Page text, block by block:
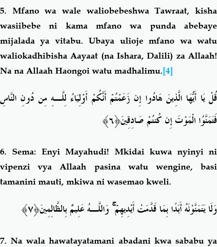
5. Mfano wa wale waliobebeshwa Tawraat, kisha
wasiibebe ni kama mfano wa punda abebaye
mijalada ya vitabu. Ubaya ulioje mfano wa watu
waliokadhibisha Aayaat (na Ishara, Dalili) za Allaah!
Na na Allaah Haongoi watu madhalimu.[4]
قُلْ يَا أَيُّهَا الَّذِينَ هَادُوا إِن زَعَمْتُمْ أَنَّكُمْ أَوْلِيَاءُ لِلَّـهِ مِن دُونِ النَّاسِ
فَتَمَنَّوُا الْمَوْتَ إِن كُنتُمْ صَادِقِينَ﴿٦﴾
6. Sema: Enyi Mayahudi! Mkidai kuwa nyinyi ni
vipenzi vya Allaah pasina watu wengine, basi
tamanini mauti, mkiwa ni wasemao kweli.
وَلَا يَتَمَنَّوْنَهُ أَبَدًا بِمَا قَدَّمَتْ أَيْدِيهِمْۚوَاللَّـهُ عَلِيمٌ بِالظَّالِمِينَ﴿٧﴾
7.Na wala hawatayatamani abadani kwa sababu ya